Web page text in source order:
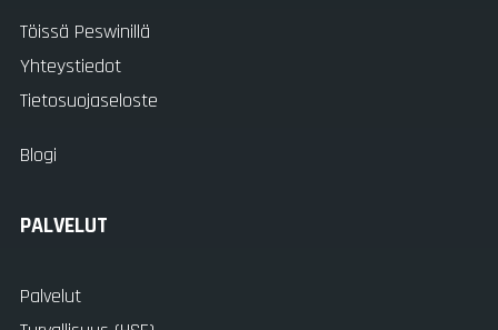
Töissä Peswinillä
Yhteystiedot
Tietosuojaseloste
Blogi
PALVELUT
Palvelut